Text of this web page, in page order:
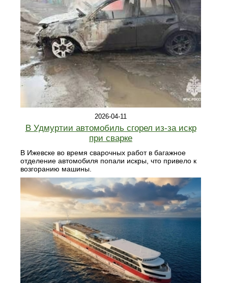
2026-04-11
В Удмуртии автомобиль сгорел из-за искр
при сварке
В Ижевске во время сварочных работ в багажное
отделение автомобиля попали искры, что привело к
возгоранию машины.